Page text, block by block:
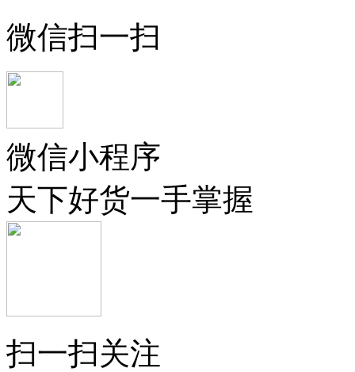
微信扫一扫
微信小程序
天下好货一手掌握
扫一扫关注